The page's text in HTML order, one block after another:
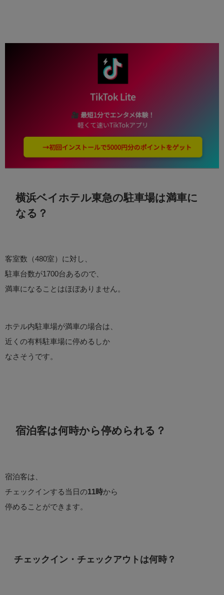
横浜ベイホテル東急の駐車場は満車に
なる？
客室数（480室）に対し、
駐車台数が1700台あるので、
満車になることはほぼありません。
ホテル内駐車場が満車の場合は、
近くの有料駐車場に停めるしか
なさそうです。
宿泊客は何時から停められる？
宿泊客は、
チェックインする当日の11時から
停めることができます。
チェックイン・チェックアウトは何時？